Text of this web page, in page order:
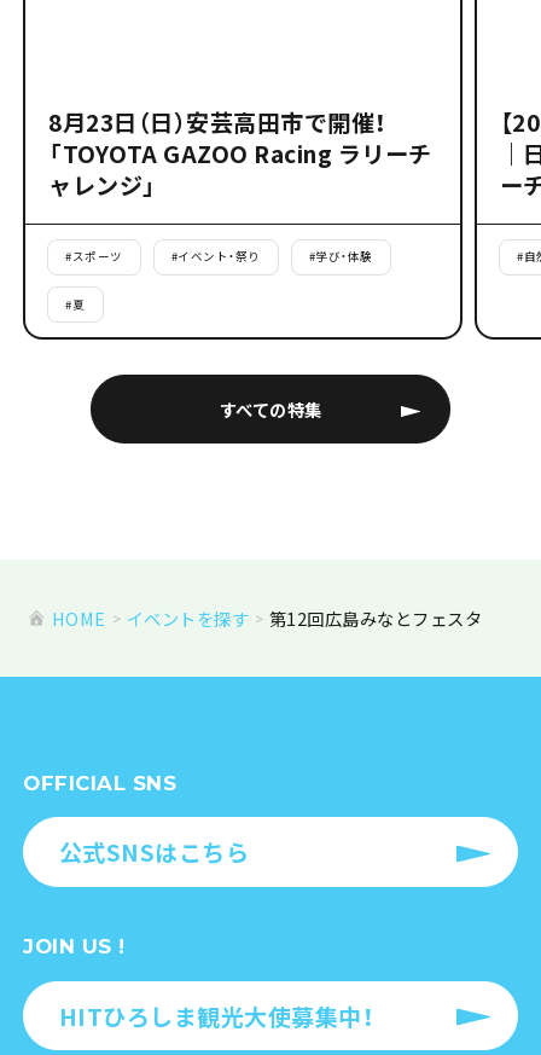
すべての特集
8月23日（日）安芸高田市で開催！
「TOYOTA GAZOO Racing ラリーチ
ャレンジ」
#スポーツ #イベント・祭り #学び・体験
#夏
【
｜
ー
#自
HOME イベントを探す 第12回広島みなとフェスタ
OFFICIAL SNS
公式SNSはこちら
JOIN US !
HITひろしま観光大使募集中！